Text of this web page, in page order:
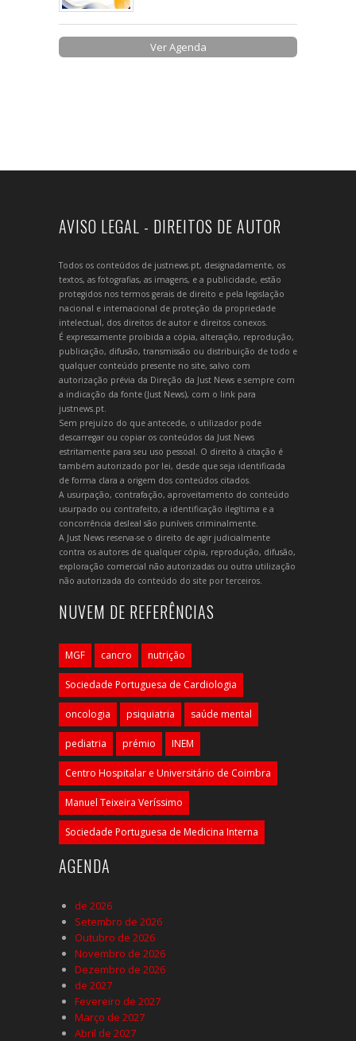
Ver Agenda
AVISO LEGAL - DIREITOS DE AUTOR
Todos os conteúdos de justnews.pt, designadamente, os
textos, as fotografias, as imagens, e a publicidade, estão
protegidos nos termos gerais de direito e pela legislação
nacional e internacional de proteção da propriedade
intelectual, dos direitos de autor e direitos conexos.
É expressamente proibida a cópia, alteração, reprodução,
publicação, difusão, transmissão ou distribuição de todo e
qualquer conteúdo presente no site, salvo com
autorização prévia da Direção da Just News e sempre com
a indicação da fonte (Just News), com o link para
justnews.pt.
Sem prejuízo do que antecede, o utilizador pode
descarregar ou copiar os conteúdos da Just News
estritamente para seu uso pessoal. O direito à citação é
também autorizado por lei, desde que seja identificada
de forma clara a origem dos conteúdos citados.
A usurpação, contrafação, aproveitamento do conteúdo
usurpado ou contrafeito, a identificação ilegítima e a
concorrência desleal são puníveis criminalmente.
A Just News reserva-se o direito de agir judicialmente
contra os autores de qualquer cópia, reprodução, difusão,
exploração comercial não autorizadas ou outra utilização
não autorizada do conteúdo do site por terceiros.
NUVEM DE REFERÊNCIAS
MGF cancro nutrição
Sociedade Portuguesa de Cardiologia
oncologia psiquiatria saúde mental
pediatria prémio INEM
Centro Hospitalar e Universitário de Coimbra
Manuel Teixeira Veríssimo
Sociedade Portuguesa de Medicina Interna
AGENDA
de 2026
Setembro de 2026
Outubro de 2026
Novembro de 2026
Dezembro de 2026
de 2027
Fevereiro de 2027
Março de 2027
Abril de 2027